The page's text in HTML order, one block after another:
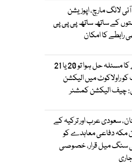
لانگ مارچ، اپوزیشن
کے ساتھ ساتھ پی پی پی
رابطے کا امکان
دھرنے کا مسئلہ حل ہوا تو 20 یا 21
راولاکوٹ میں الیکشن
چیف الیکشن کمشنر
سعودی عرب اور ترکیہ کے
مکہ دفاعی معاہدے کو
سنگ میل قرار، خصوصی